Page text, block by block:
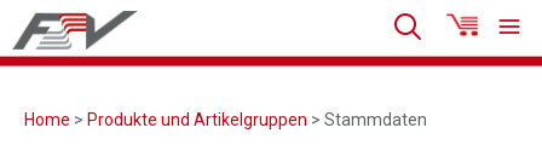
Home > Produkte und Artikelgruppen > Stammdaten